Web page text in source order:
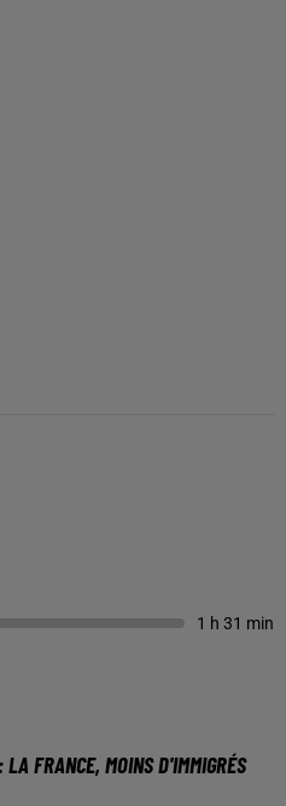
1 h 31 min
FRANCE, MOINS D'IMMIGRÉS